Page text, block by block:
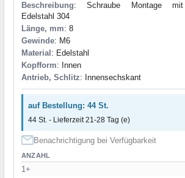
Beschreibung: Schraube Montage mit
Edelstahl 304
Länge, mm: 8
Gewinde: M6
Material : Edelstahl
Kopfform: Innen
Antrieb, Schlitz: Innensechskant
auf Bestellung: 44 St.
44 St. - Lieferzeit 21-28 Tag (e)
Benachrichtigung bei Verfügbarkeit
ANZAHL
1+